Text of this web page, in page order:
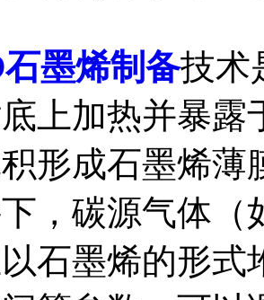
墨烯制备技术
上加热并暴露
形成石墨烯
，碳源气体（
石墨烯的形